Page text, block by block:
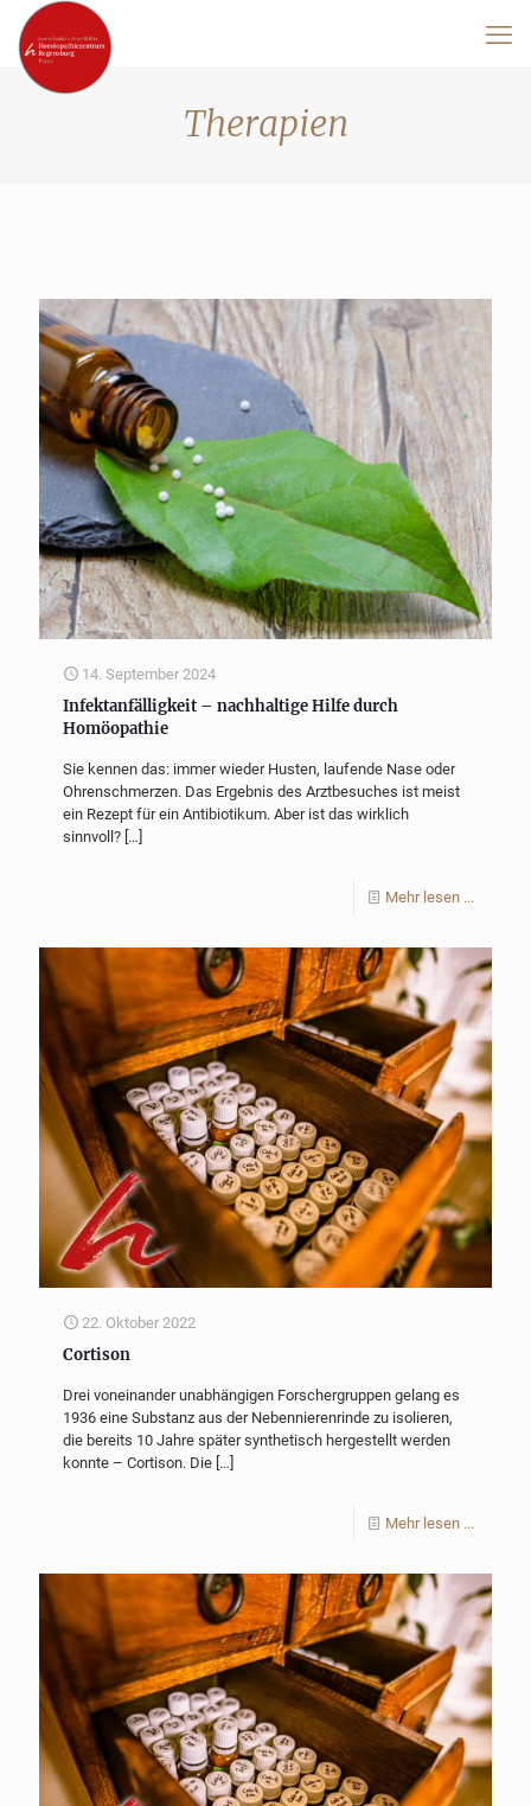
Therapien
14. September 2024
Infektanfälligkeit – nachhaltige Hilfe durch
Homöopathie
Sie kennen das: immer wieder Husten, laufende Nase oder
Ohrenschmerzen. Das Ergebnis des Arztbesuches ist meist
ein Rezept für ein Antibiotikum. Aber ist das wirklich
sinnvoll? […]
Mehr lesen ...
22. Oktober 2022
Cortison
Drei voneinander unabhängigen Forschergruppen gelang es
1936 eine Substanz aus der Nebennierenrinde zu isolieren,
die bereits 10 Jahre später synthetisch hergestellt werden
konnte – Cortison. Die […]
Mehr lesen ...